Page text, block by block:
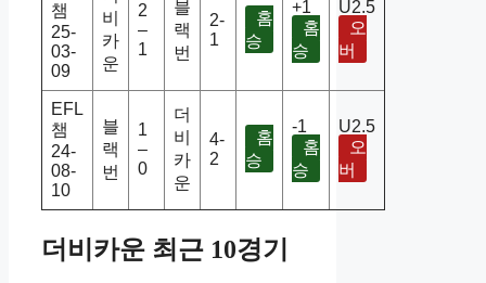
챔
25-
03-
09
비
카
운
2
–
1
블
랙
번
2-
1
홈
승
+1
홈
승
U2.5
오
버
EFL
챔
24-
08-
10
블
랙
번
1
–
0
더
비
카
운
4-
2
홈
승
-1
홈
승
U2.5
오
버
더비카운 최근 10경기